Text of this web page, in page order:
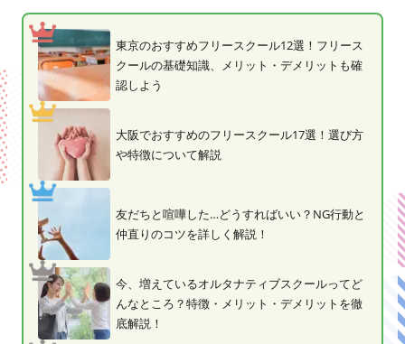
東京のおすすめフリースクール12選！フリース
クールの基礎知識、メリット・デメリットも確
認しよう
大阪でおすすめのフリースクール17選！選び方
や特徴について解説
友だちと喧嘩した…どうすればいい？NG行動と
仲直りのコツを詳しく解説！
今、増えているオルタナティブスクールってど
んなところ？特徴・メリット・デメリットを徹
底解説！